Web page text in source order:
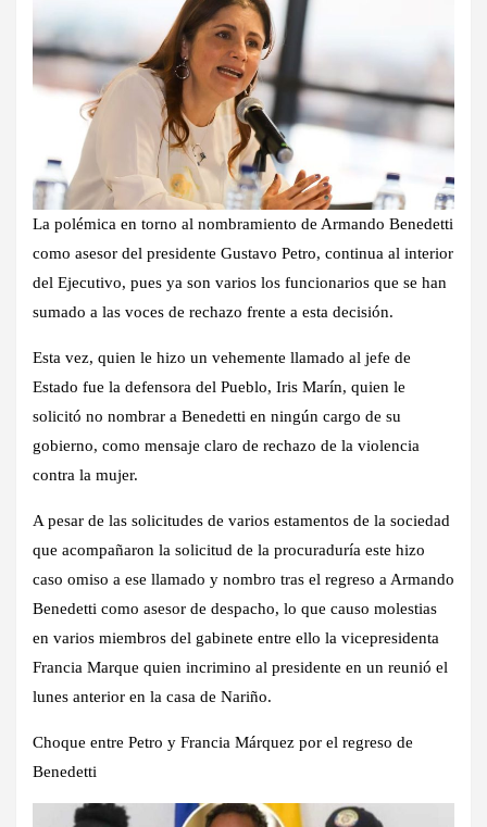
La polémica en torno al nombramiento de Armando Benedetti
como asesor del presidente Gustavo Petro, continua al interior
del Ejecutivo, pues ya son varios los funcionarios que se han
sumado a las voces de rechazo frente a esta decisión.
Esta vez, quien le hizo un vehemente llamado al jefe de
Estado fue la defensora del Pueblo, Iris Marín, quien le
solicitó no nombrar a Benedetti en ningún cargo de su
gobierno, como mensaje claro de rechazo de la violencia
contra la mujer.
A pesar de las solicitudes de varios estamentos de la sociedad
que acompañaron la solicitud de la procuraduría este hizo
caso omiso a ese llamado y nombro tras el regreso a Armando
Benedetti como asesor de despacho, lo que causo molestias
en varios miembros del gabinete entre ello la vicepresidenta
Francia Marque quien incrimino al presidente en un reunió el
lunes anterior en la casa de Nariño.
Choque entre Petro y Francia Márquez por el regreso de
Benedetti